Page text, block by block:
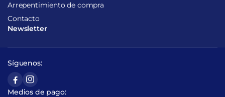
Arrepentimiento de compra
Contacto
Newsletter
Síguenos:
Medios de pago: